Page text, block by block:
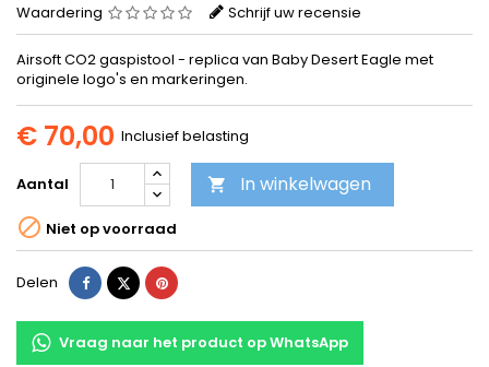
Waardering Schrijf uw recensie
Airsoft CO2 gaspistool - replica van Baby Desert Eagle met
originele logo's en markeringen.
€ 70,00 Inclusief belasting
Aantal  In winkelwagen
 Niet op voorraad
Delen DelenTweetPinterest
Vraag naar het product op WhatsApp